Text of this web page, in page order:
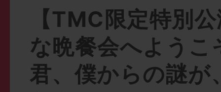
【TMC限定特別
な晩餐会へようこ
君、僕からの謎が